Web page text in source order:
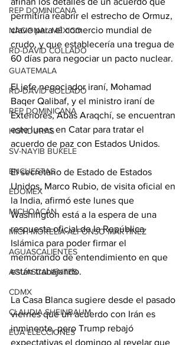
REP DOMINICANA
NACIONAL MÉXICO
RD-DAVID COLLADO
GUATEMALA
RD-DAVID COLLADO
REP DOMINICANA
HONDURAS
SV-NAYIB BUKELE
ENCUESTAS
EDOMEX
MICHOACÁN
MICH-MORELIA-ALFONSO MARTÍNEZ
AGUASCALIENTES
AGUASCALIENTES
CDMX
CLAUDIA SHEINBAUM
EUA ELECCIONES
permitiría reabrir el estrecho de Ormuz,
clave para el comercio mundial de
crudo, y que establecería una tregua de
60 días para negociar un pacto nuclear.
El jefe negociador iraní, Mohamad
Baqer Qalibaf, y el ministro iraní de
Exteriores, Abás Araqchí, se encuentran
este lunes en Catar para tratar el
acuerdo de paz con Estados Unidos.
El secretario de Estado de Estados
Unidos, Marco Rubio, de visita oficial en
la India, afirmó este lunes que
Washington está a la espera de una
respuesta oficial de la República
Islámica para poder firmar el
memorando de entendimiento en que
están trabajando.
La Casa Blanca sugiere desde el pasado
viernes que un acuerdo con Irán es
inminente, pero Trump rebajó
expectativas el domingo al revelar que